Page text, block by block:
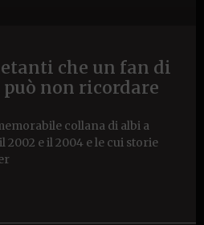
che un fan di
non ricordare
collana di albi a
e il 2004 e le cui storie